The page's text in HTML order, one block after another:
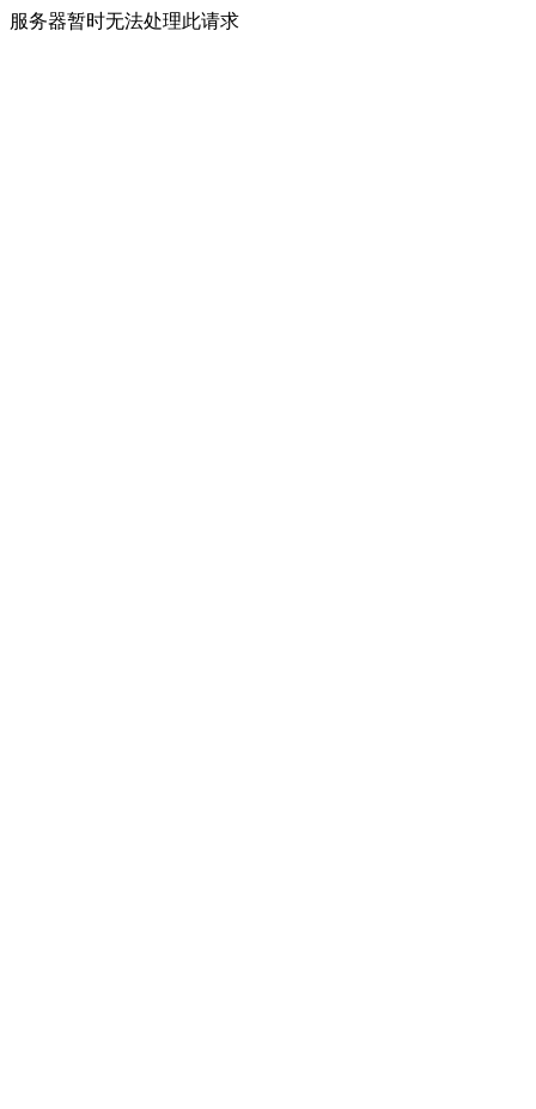
服务器暂时无法处理此请求